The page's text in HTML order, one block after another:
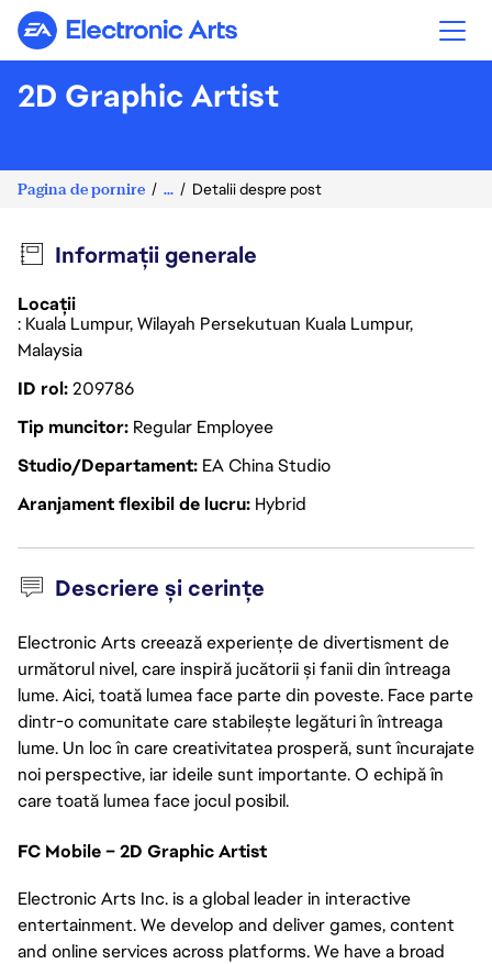
Electronic Arts
2D Graphic Artist
Pagina de pornire ... Detalii despre post
Informații generale
Locații
: Kuala Lumpur, Wilayah Persekutuan Kuala Lumpur,
Malaysia
ID rol209786
Tip muncitor Regular Employee
Studio/Departament EA China Studio
Aranjament flexibil de lucru Hybrid
Descriere și cerințe
Electronic Arts creează experiențe de divertisment de
următorul nivel, care inspiră jucătorii și fanii din întreaga
lume. Aici, toată lumea face parte din poveste. Face parte
dintr-o comunitate care stabilește legături în întreaga
lume. Un loc în care creativitatea prosperă, sunt încurajate
noi perspective, iar ideile sunt importante. O echipă în
care toată lumea face jocul posibil.
FC Mobile – 2D Graphic Artist
Electronic Arts Inc. is a global leader in interactive
entertainment. We develop and deliver games, content
and online services across platforms. We have a broad